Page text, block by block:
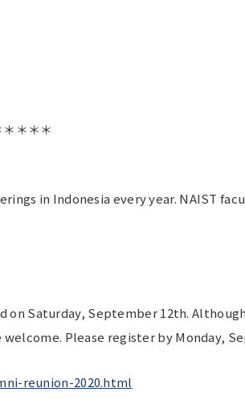
＊＊＊
in Indonesia every year. NAIST
Saturday, September 12th.
Please register by Monday,
reunion-2020.html